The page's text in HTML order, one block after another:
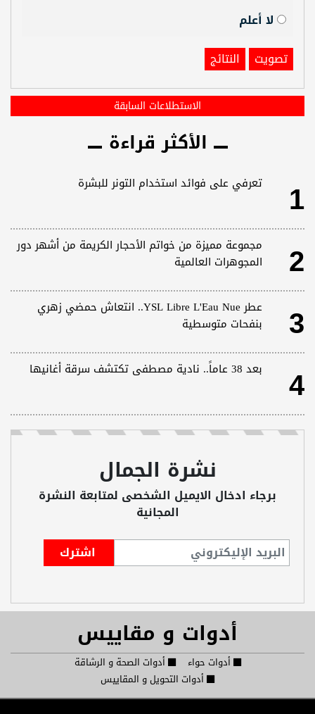
لا أعلم
تصويت
النتائج
الاستطلاعات السابقة
الأكثر قراءة
1 تعرفي على فوائد استخدام التونر للبشرة
2
مجموعة مميزة من خواتم الأحجار الكريمة من أشهر دور
المجوهرات العالمية
3
عطر YSL Libre L'Eau Nue.. انتعاش حمضي زهري
بنفحات متوسطية
4 بعد 38 عاماً.. نادية مصطفى تكتشف سرقة أغانيها
نشرة الجمال
برجاء ادخال الايميل الشخصى لمتابعة النشرة
المجانية
أدوات و مقاييس
أدوات حواء
أدوات الصحة و الرشاقة
أدوات التحويل و المقاييس